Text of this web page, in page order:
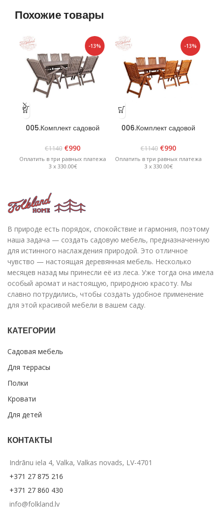
Похожие товары
-13%
005.Комплект садовой
Графит
€1140 €990
Оплатить в три равных платежа
3 x 330.00€
-13%
006.Комплект садовой
Коричневый
€1140 €990
Оплатить в три равных платежа
3 x 330.00€
В природе есть порядок, спокойствие и гармония, поэтому
наша задача — создать садовую мебель, предназначенную
для истинного наслаждения природой. Это отличное
чувство — настоящая деревянная мебель. Несколько
месяцев назад мы принесли её из леса. Уже тогда она имела
особый аромат и настоящую, природною красоту. Мы
славно потрудились, чтобы создать удобное применение
для этой красивой мебели в вашем саду.
КАТЕГОРИИ
Садовая мебель
Для террасы
Полки
Кровати
Для детей
КОНТАКТЫ
Indrānu iela 4, Valka, Valkas novads, LV-4701
+371 27 875 216
+371 27 860 430
info@folkland.lv